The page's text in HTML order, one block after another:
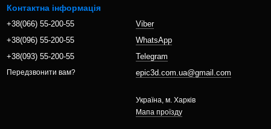
Контактна інформація
+38(066) 55-200-55
+38(096) 55-200-55
+38(093) 55-200-55
Передзвонити вам?
Viber
WhatsApp
Telegram
epic3d.com.ua@gmail.com
Україна, м. Харків
Мапа проїзду